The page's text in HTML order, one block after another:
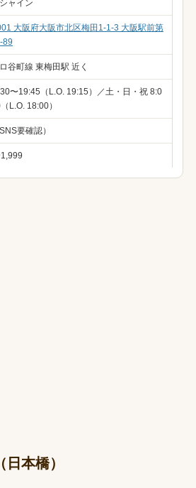
ャイン
大阪府大阪市北区梅田1-1-3 大阪駅前第
89
谷町線 東梅田駅 近く
〜19:45（L.O. 19:15）／土・日・祝 8:0
L.O. 18:00）
要確認）
本橋）